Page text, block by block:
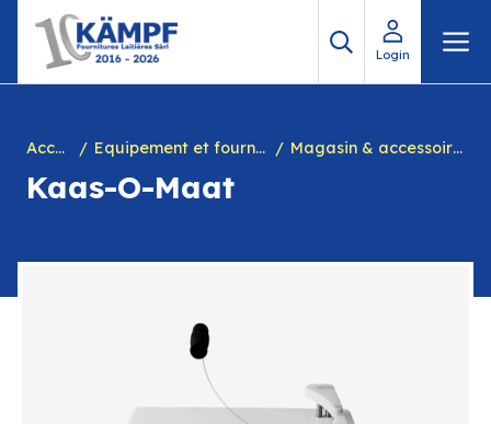
contenu
Login
Accueil Equipement et fournitures pour fromagerie Magasin & accessoires divers
Kaas-O-Maat